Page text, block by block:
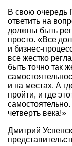
В свою очередь
ответить на
должны быть
просто. «Все
и бизнес-
все жестко
быть точно так
и на местах. А
пройти, и где
четверть века!»
Дмитрий